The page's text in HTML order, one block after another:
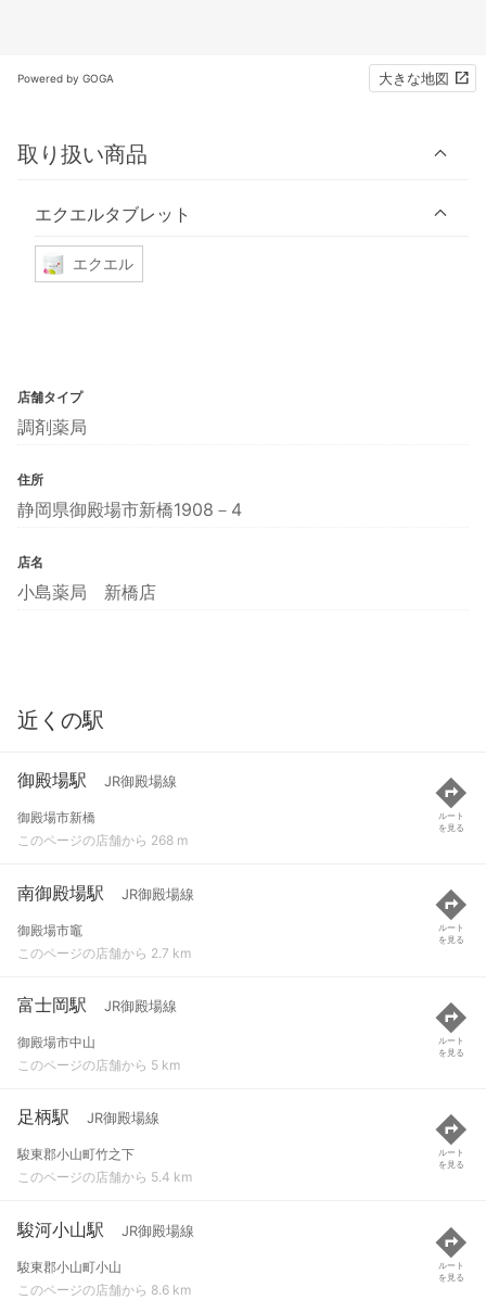
Powered by GOGA 大きな地図
取り扱い商品
エクエルタブレット
エクエル
店舗タイプ
調剤薬局
住所
静岡県御殿場市新橋1908－4
店名
小島薬局 新橋店
近くの駅
御殿場駅 JR御殿場線
御殿場市新橋
このページの店舗から 268 m
ルート
を見る
南御殿場駅 JR御殿場線
御殿場市竈
このページの店舗から 2.7 km
ルート
を見る
富士岡駅 JR御殿場線
御殿場市中山
このページの店舗から 5 km
ルート
を見る
足柄駅 JR御殿場線
駿東郡小山町竹之下
このページの店舗から 5.4 km
ルート
を見る
駿河小山駅 JR御殿場線
駿東郡小山町小山
このページの店舗から 8.6 km
ルート
を見る